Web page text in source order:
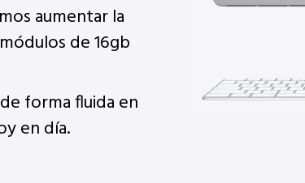
aumentar la
de 16gb
forma fluida en
en día.